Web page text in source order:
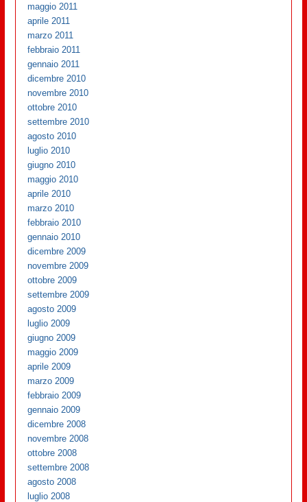
maggio 2011
aprile 2011
marzo 2011
febbraio 2011
gennaio 2011
dicembre 2010
novembre 2010
ottobre 2010
settembre 2010
agosto 2010
luglio 2010
giugno 2010
maggio 2010
aprile 2010
marzo 2010
febbraio 2010
gennaio 2010
dicembre 2009
novembre 2009
ottobre 2009
settembre 2009
agosto 2009
luglio 2009
giugno 2009
maggio 2009
aprile 2009
marzo 2009
febbraio 2009
gennaio 2009
dicembre 2008
novembre 2008
ottobre 2008
settembre 2008
agosto 2008
luglio 2008